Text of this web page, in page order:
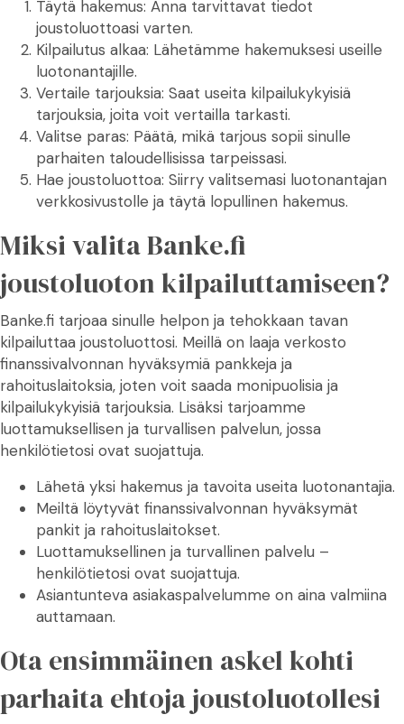
Täytä hakemus: Anna tarvittavat tiedot
joustoluottoasi varten.
Kilpailutus alkaa: Lähetämme hakemuksesi useille
luotonantajille.
Vertaile tarjouksia: Saat useita kilpailukykyisiä
tarjouksia, joita voit vertailla tarkasti.
Valitse paras: Päätä, mikä tarjous sopii sinulle
parhaiten taloudellisissa tarpeissasi.
Hae joustoluottoa: Siirry valitsemasi luotonantajan
verkkosivustolle ja täytä lopullinen hakemus.
Miksi valita Banke.fi
joustoluoton kilpailuttamiseen?
Banke.fi tarjoaa sinulle helpon ja tehokkaan tavan
kilpailuttaa joustoluottosi. Meillä on laaja verkosto
finanssivalvonnan hyväksymiä pankkeja ja
rahoituslaitoksia, joten voit saada monipuolisia ja
kilpailukykyisiä tarjouksia. Lisäksi tarjoamme
luottamuksellisen ja turvallisen palvelun, jossa
henkilötietosi ovat suojattuja.
Lähetä yksi hakemus ja tavoita useita luotonantajia.
Meiltä löytyvät finanssivalvonnan hyväksymät
pankit ja rahoituslaitokset.
Luottamuksellinen ja turvallinen palvelu –
henkilötietosi ovat suojattuja.
Asiantunteva asiakaspalvelumme on aina valmiina
auttamaan.
Ota ensimmäinen askel kohti
parhaita ehtoja joustoluotollesi